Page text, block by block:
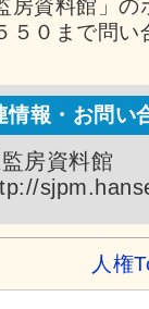
房資料館」
５０まで問い
情報・お問い
房資料館
人権